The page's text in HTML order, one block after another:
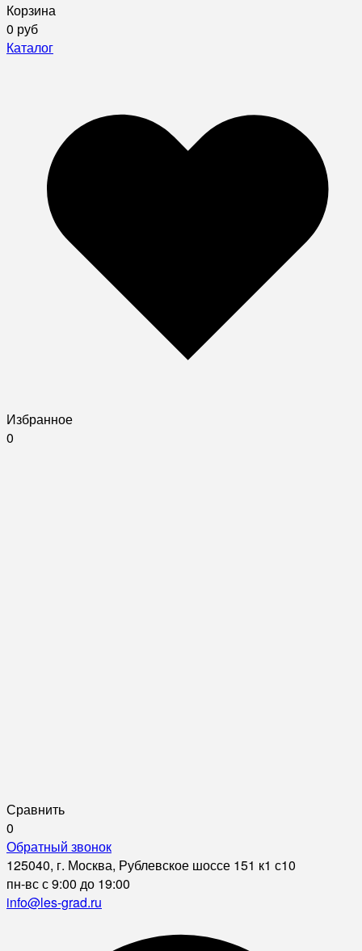
Корзина
0 руб
Каталог
Избранное
0
Сравнить
0
Обратный звонок
125040, г. Москва, Рублевское шоссе 151 к1 с10
пн-вс с 9:00 до 19:00
info@les-grad.ru